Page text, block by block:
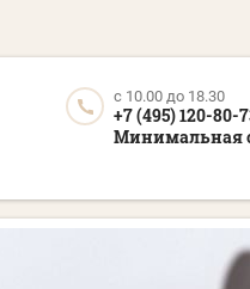
c 10.00 до 18.30
+7 (495) 120-80-
Минимальная